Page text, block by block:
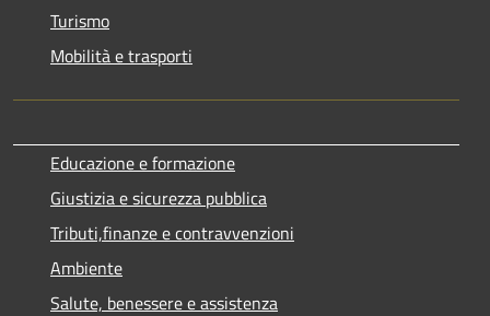
Turismo
Mobilità e trasporti
Educazione e formazione
Giustizia e sicurezza pubblica
Tributi,finanze e contravvenzioni
Ambiente
Salute, benessere e assistenza